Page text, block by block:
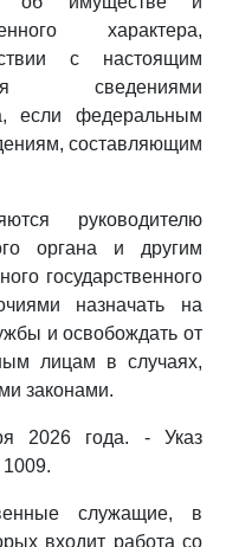
характера,
с настоящим
сведениями
если федеральным
составляющим
руководителю
органа и другим
государственного
назначать на
и освобождать от
лицам в случаях,
законами.
2026 года. - Указ
служащие, в
входит работа со